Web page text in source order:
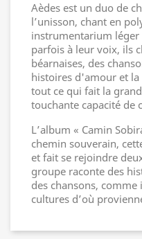
Aèdes est un duo de
l’unisson, chant en
instrumentarium
parfois à leur voix, ils
béarnaises, des
histoires d'amour et la
tout ce qui fait la
touchante capacité de
L’album « Camin
chemin souverain,
et fait se rejoindre
groupe raconte des
des chansons, comme
cultures d’où